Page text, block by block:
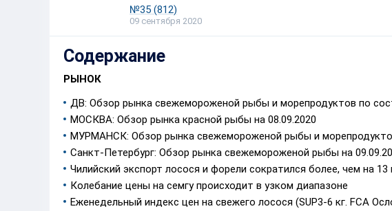
№35 (812)
09 сентября 2020
Содержание
РЫНОК
ДВ: Обзор рынка свежемороженой рыбы и морепродуктов по
МОСКВА: Обзор рынка красной рыбы на 08.09.2020
МУРМАНСК: Обзор рынка свежемороженой рыбы и
Санкт-Петербург: Обзор рынка свежемороженой рыбы на
Чилийский экспорт лосося и форели сократился более, чем на 13
Колебание цены на семгу происходит в узком диапазоне
Еженедельный индекс цен на свежего лосося (SUP3-6 кг. FCA